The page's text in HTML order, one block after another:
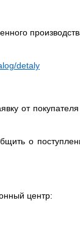
detaly
от
о
центр: